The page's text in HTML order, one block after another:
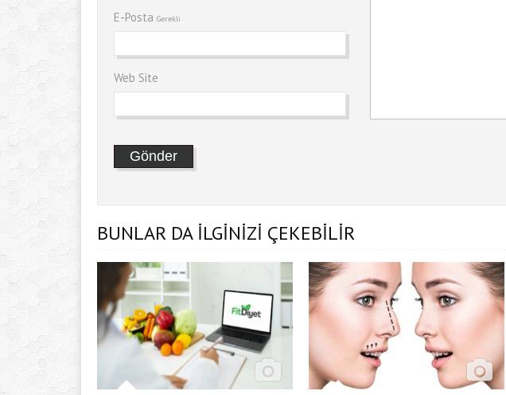
E-Posta Gerekli
Web Site
BUNLAR DA İLGİNİZİ ÇEKEBİLİR